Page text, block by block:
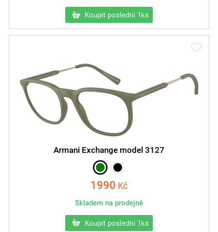
Koupit poslední 1ks
Armani Exchange model 3127
1990 Kč
Skladem na prodejně
Koupit poslední 1ks